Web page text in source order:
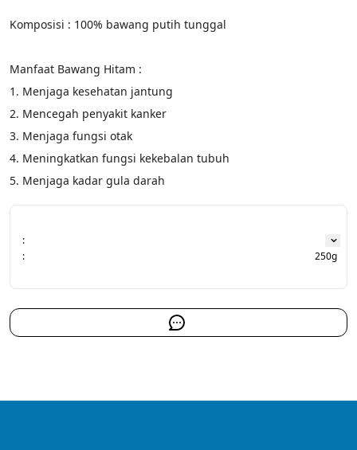
Komposisi : 100% bawang putih tunggal
Manfaat Bawang Hitam :
1. Menjaga kesehatan jantung
2. Mencegah penyakit kanker
3. Menjaga fungsi otak
4. Meningkatkan fungsi kekebalan tubuh
5. Menjaga kadar gula darah
:
:
250g